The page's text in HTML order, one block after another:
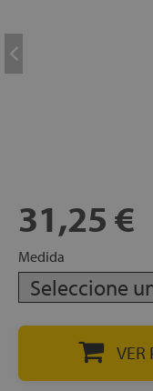
31,25 €
Medida
VER